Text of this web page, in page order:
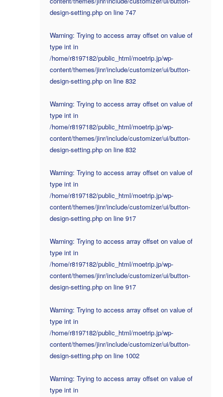
design-setting.php on line 747
Warning: Trying to access array offset on value of
type int in
/home/r8197182/public_html/moetrip.jp/wp-
content/themes/jinr/include/customizer/ui/button-
design-setting.php on line 832
Warning: Trying to access array offset on value of
type int in
/home/r8197182/public_html/moetrip.jp/wp-
content/themes/jinr/include/customizer/ui/button-
design-setting.php on line 832
Warning: Trying to access array offset on value of
type int in
/home/r8197182/public_html/moetrip.jp/wp-
content/themes/jinr/include/customizer/ui/button-
design-setting.php on line 917
Warning: Trying to access array offset on value of
type int in
/home/r8197182/public_html/moetrip.jp/wp-
content/themes/jinr/include/customizer/ui/button-
design-setting.php on line 917
Warning: Trying to access array offset on value of
type int in
/home/r8197182/public_html/moetrip.jp/wp-
content/themes/jinr/include/customizer/ui/button-
design-setting.php on line 1002
Warning: Trying to access array offset on value of
type int in